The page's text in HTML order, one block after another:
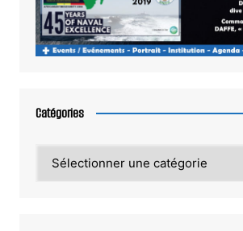
Catégories